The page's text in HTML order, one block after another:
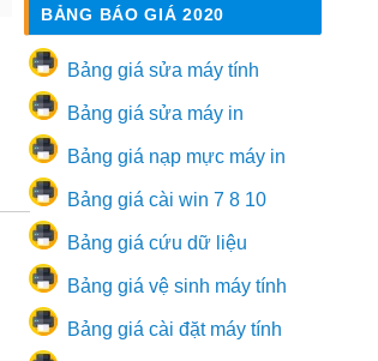
BẢNG BÁO GIÁ 2020
Bảng giá sửa máy tính
Bảng giá sửa máy in
Bảng giá nạp mực máy in
Bảng giá cài win 7 8 10
Bảng giá cứu dữ liệu
Bảng giá vệ sinh máy tính
Bảng giá cài đặt máy tính